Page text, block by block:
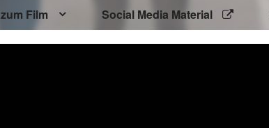
zum Film Social Media Material